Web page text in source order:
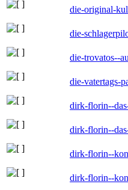
die-original-
die-
die-trovatos--
die-vatertags-
dirk-florin--
dirk-florin--
dirk-florin--
dirk-florin--